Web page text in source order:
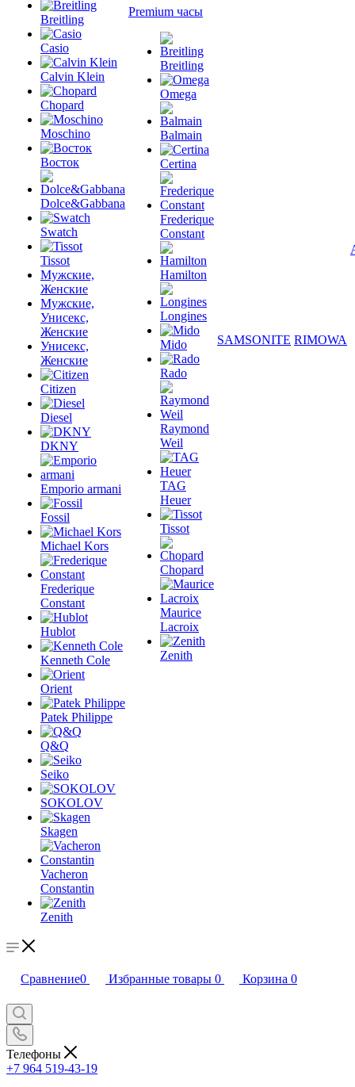
Breitling
Casio
Calvin Klein
Chopard
Moschino
Восток
Dolce&Gabbana
Swatch
Tissot
Мужские,
Женские
Мужские,
Унисекс,
Женские
Унисекс,
Женские
Citizen
Diesel
DKNY
Emporio armani
Fossil
Michael Kors
Frederique
Constant
Hublot
Kenneth Cole
Orient
Patek Philippe
Q&Q
Seiko
SOKOLOV
Skagen
Vacheron
Constantin
Zenith
Premium часы
Breitling
Omega
Balmain
Certina
Frederique
Constant
Hamilton
Longines
Mido
Rado
Raymond
Weil
TAG
Heuer
Tissot
Chopard
Maurice
Lacroix
Zenith
SAMSONITE RIMOWA
Сравнение0 Избранные товары 0 Корзина 0
Телефоны
+7 964 519-43-19